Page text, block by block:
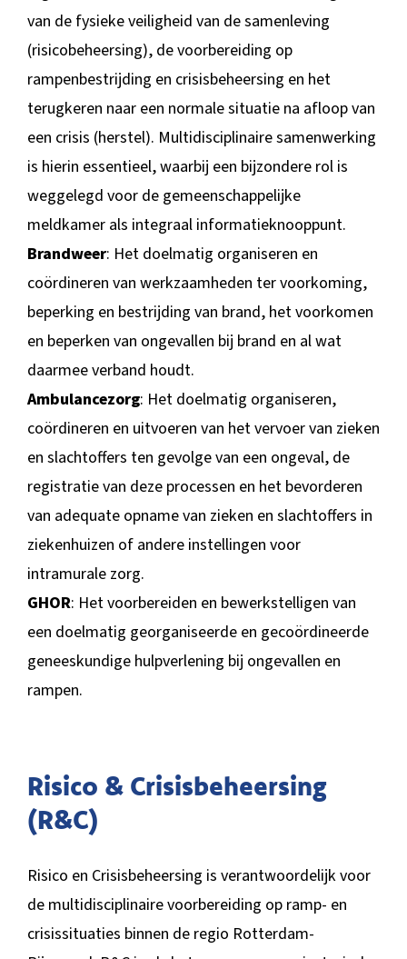
van de fysieke veiligheid van de samenleving
(risicobeheersing), de voorbereiding op
rampenbestrijding en crisisbeheersing en het
terugkeren naar een normale situatie na afloop van
een crisis (herstel). Multidisciplinaire samenwerking
is hierin essentieel, waarbij een bijzondere rol is
weggelegd voor de gemeenschappelijke
meldkamer als integraal informatieknooppunt.
Brandweer: Het doelmatig organiseren en
coördineren van werkzaamheden ter voorkoming,
beperking en bestrijding van brand, het voorkomen
en beperken van ongevallen bij brand en al wat
daarmee verband houdt.
Ambulancezorg: Het doelmatig organiseren,
coördineren en uitvoeren van het vervoer van zieken
en slachtoffers ten gevolge van een ongeval, de
registratie van deze processen en het bevorderen
van adequate opname van zieken en slachtoffers in
ziekenhuizen of andere instellingen voor
intramurale zorg.
GHOR: Het voorbereiden en bewerkstelligen van
een doelmatig georganiseerde en gecoördineerde
geneeskundige hulpverlening bij ongevallen en
rampen.
Risico & Crisisbeheersing
(R&C)
Risico en Crisisbeheersing is verantwoordelijk voor
de multidisciplinaire voorbereiding op ramp- en
crisissituaties binnen de regio Rotterdam-